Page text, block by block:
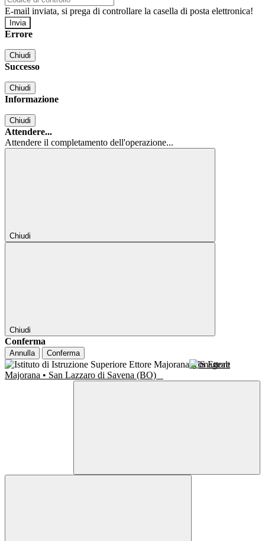
E-mail inviata, si prega di controllare la casella di posta elettronica!
Errore
Chiudi
Successo
Chiudi
Informazione
Chiudi
Attendere...
Attendere il completamento dell'operazione...
Chiudi
Chiudi
Conferma
Annulla Conferma
IIS Ettore
Majorana • San Lazzaro di Savena (BO)